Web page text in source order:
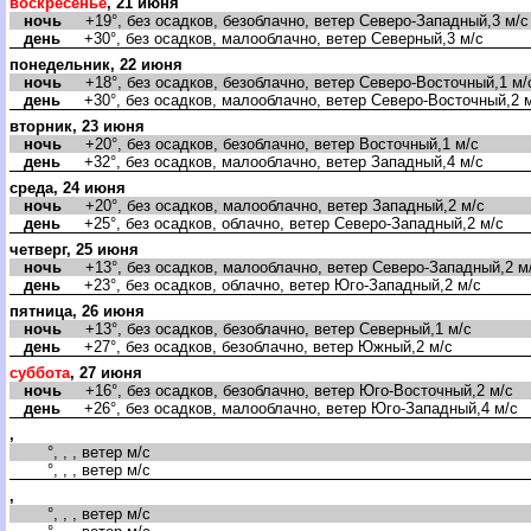
ночь +19°, без осадков, безоблачно, ветер Северо-Западный,3 м/с
день +30°, без осадков, малооблачно, ветер Северный,3 м/с
понедельник, 22 июня
ночь +18°, без осадков, безоблачно, ветер Северо-Восточный,1 м/
день +30°, без осадков, малооблачно, ветер Северо-Восточный,2
торник, 23 июня
ночь +20°, без осадков, безоблачно, ветер Восточный,1 м/с
день +32°, без осадков, малооблачно, ветер Западный,4 м/с
среда, 24 июня
ночь +20°, без осадков, малооблачно, ветер Западный,2 м/с
день +25°, без осадков, облачно, ветер Северо-Западный,2 м/с
четверг, 25 июня
ночь +13°, без осадков, малооблачно, ветер Северо-Западный,2
день +23°, без осадков, облачно, ветер Юго-Западный,2 м/с
пятница, 26 июня
ночь +13°, без осадков, безоблачно, ветер Северный,1 м/с
день +27°, без осадков, безоблачно, ветер Южный,2 м/с
суббота, 27 июня
ночь +16°, без осадков, безоблачно, ветер Юго-Восточный,2 м/с
день +26°, без осадков, малооблачно, ветер Юго-Западный,4 м/с
,
°, , , ветер м/с
°, , , ветер м/с
,
°, , , ветер м/с